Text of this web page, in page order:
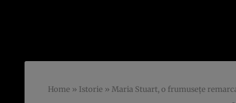
Home » Istorie » Maria Stuart, o frumusețe